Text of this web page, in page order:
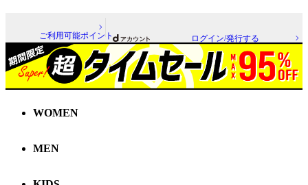
ご利用可能ポイント ログイン/発行する
WOMEN
MEN